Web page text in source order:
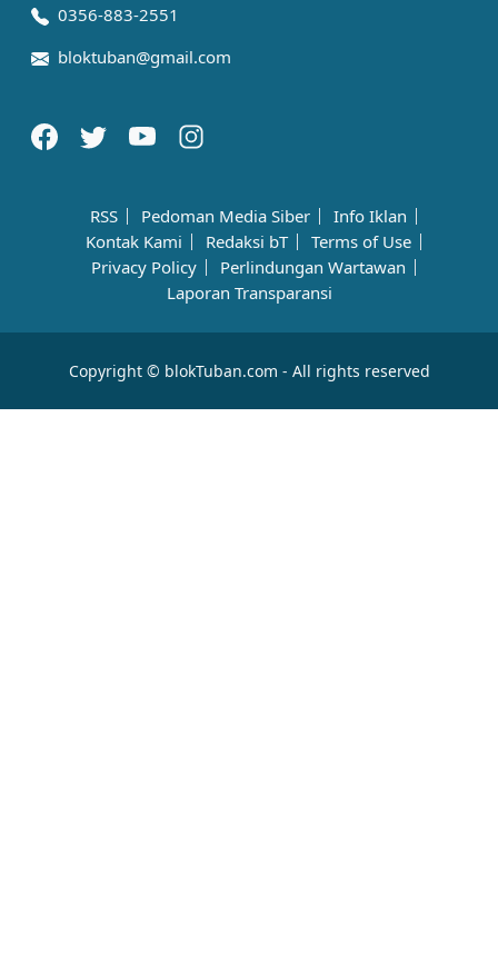
0356-883-2551
bloktuban@gmail.com
RSS Pedoman Media Siber
Info Iklan
Kontak Kami
Redaksi bT
Terms of Use
Privacy Policy
Perlindungan Wartawan
Laporan Transparansi
Copyright © blokTuban.com - All rights reserved